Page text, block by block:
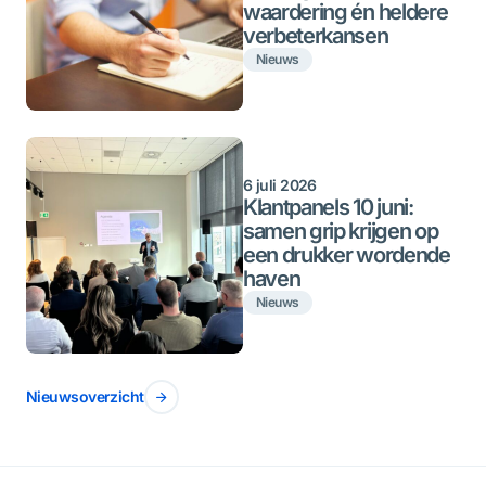
waardering én heldere
verbeterkansen
Nieuws
6 juli 2026
Klantpanels 10 juni:
samen grip krijgen op
een drukker wordende
haven
Nieuws
Nieuwsoverzicht